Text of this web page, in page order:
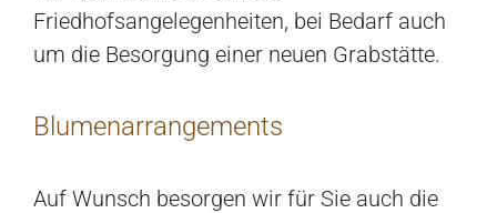
Friedhofsangelegenheiten, bei Bedarf auch
um die Besorgung einer neuen Grabstätte.
Blumenarrangements
Auf Wunsch besorgen wir für Sie auch die